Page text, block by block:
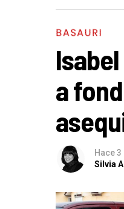
BASAURI
a
Hace
Silvia